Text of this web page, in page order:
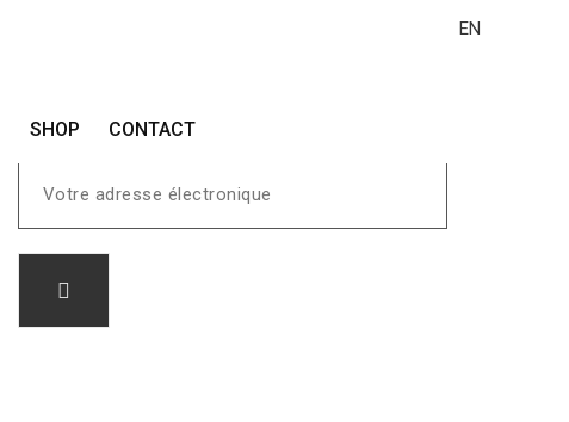
EN
SHOP CONTACT
Rester informé